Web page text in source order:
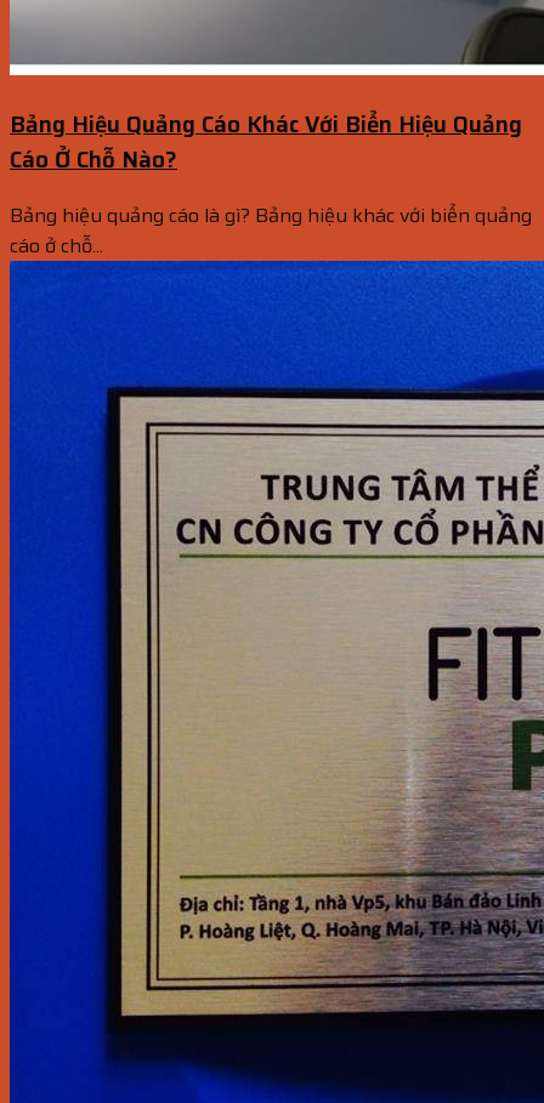
Bảng Hiệu Quảng Cáo Khác Với Biển Hiệu Quảng
Cáo Ở Chỗ Nào?
Bảng hiệu quảng cáo là gì? Bảng hiệu khác với biển quảng
cáo ở chỗ...